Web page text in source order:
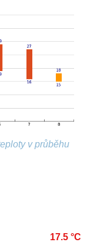
v průběhu
17.5 °C